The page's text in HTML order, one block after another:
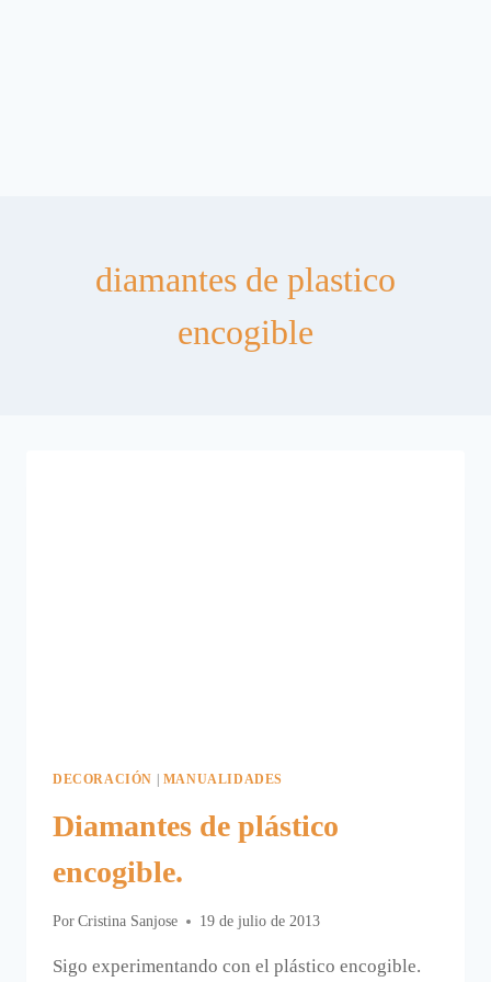
diamantes de plastico
encogible
DECORACIÓN | MANUALIDADES
Diamantes de plástico
encogible.
Por Cristina Sanjose 19 de julio de 2013
Sigo experimentando con el plástico encogible.